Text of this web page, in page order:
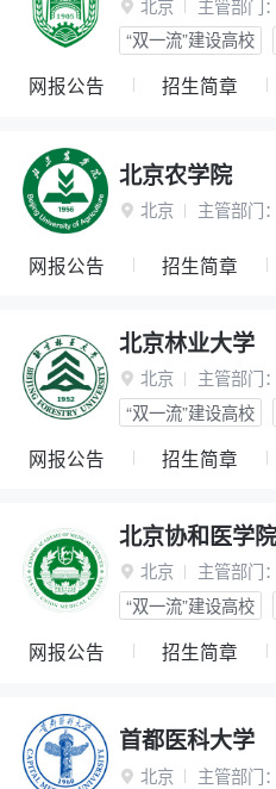
 北京 主管部门：
“双一流”建设高校
网报公告 招生简章
北京农学院
 北京 主管部门：
网报公告 招生简章
北京林业大学
 北京 主管部门：
“双一流”建设高校
网报公告 招生简章
北京协和医学
 北京 主管部门：
“双一流”建设高校
网报公告 招生简章
首都医科大学
 北京 主管部门：